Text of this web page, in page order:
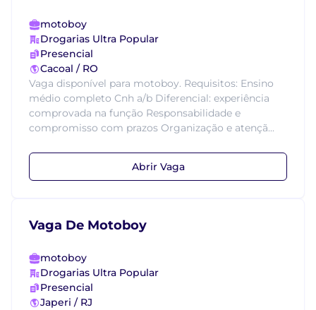
motoboy
Drogarias Ultra Popular
Presencial
Cacoal / RO
Vaga disponível para motoboy. Requisitos: Ensino
médio completo Cnh a/b Diferencial: experiência
comprovada na função Responsabilidade e
compromisso com prazos Organização e atençã...
Abrir Vaga
Vaga De Motoboy
motoboy
Drogarias Ultra Popular
Presencial
Japeri / RJ